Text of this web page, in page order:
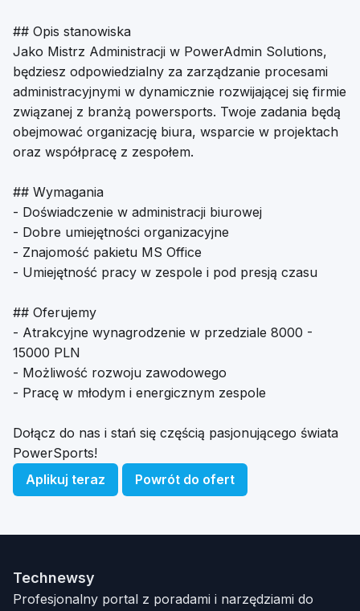
## Opis stanowiska
Jako Mistrz Administracji w PowerAdmin Solutions,
będziesz odpowiedzialny za zarządzanie procesami
administracyjnymi w dynamicznie rozwijającej się firmie
związanej z branżą powersports. Twoje zadania będą
obejmować organizację biura, wsparcie w projektach
oraz współpracę z zespołem.
## Wymagania
- Doświadczenie w administracji biurowej
- Dobre umiejętności organizacyjne
- Znajomość pakietu MS Office
- Umiejętność pracy w zespole i pod presją czasu
## Oferujemy
- Atrakcyjne wynagrodzenie w przedziale 8000 -
15000 PLN
- Możliwość rozwoju zawodowego
- Pracę w młodym i energicznym zespole
Dołącz do nas i stań się częścią pasjonującego świata
PowerSports!
Aplikuj teraz
Powrót do ofert
Technewsy
Profesjonalny portal z poradami i narzędziami do